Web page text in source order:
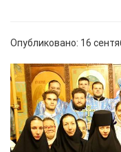
Опубликовано: 16